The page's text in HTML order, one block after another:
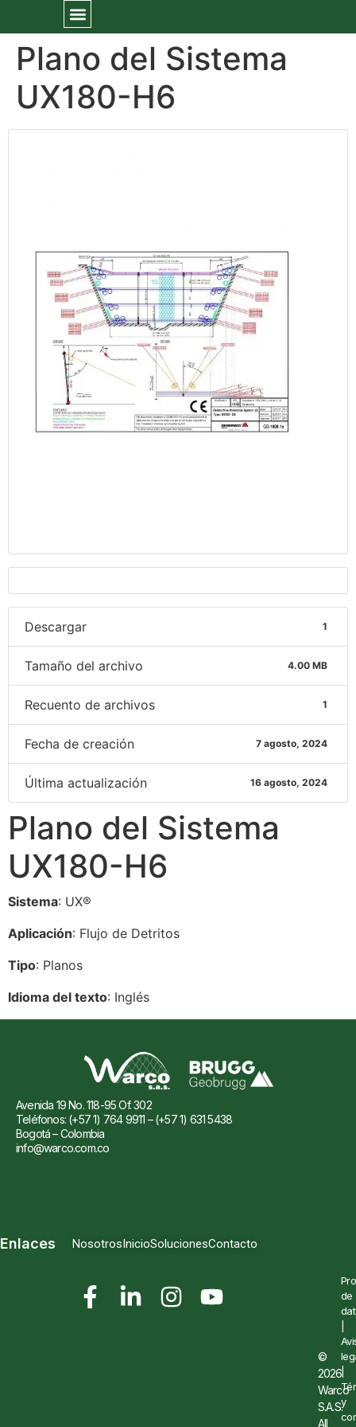
Plano del Sistema
UX180-H6
Descargar 1
Tamaño del archivo 4.00 MB
Recuento de archivos 1
Fecha de creación 7 agosto, 2024
Última actualización 16 agosto, 2024
Plano del Sistema
UX180-H6
Sistema: UX®
Aplicación: Flujo de Detritos
Tipo: Planos
Idioma del texto: Inglés
Avenida 19 No. 118-95 Of. 302
Teléfonos: (+57 1) 764 9911 – (+57 1) 631 5438
Bogotá – Colombia
info@warco.com.co
Enlaces NosotrosInicioSolucionesContacto
©
2026
Warco
S.A.S.
All
de
|
y